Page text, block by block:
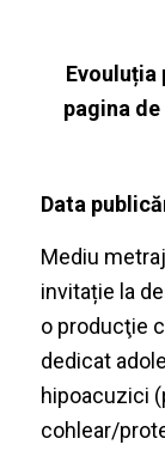
pagina
Data
Mediu
invitație la
o producţie
dedicat
hipoacuzici
cohlear/